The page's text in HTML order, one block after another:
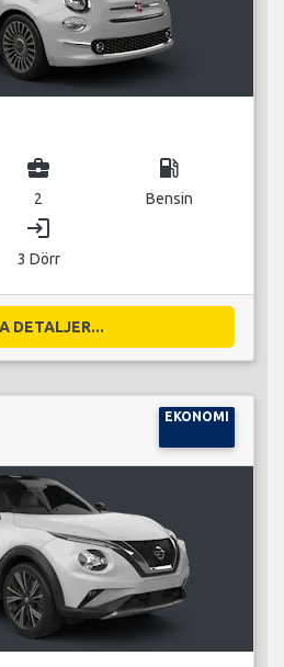
business_center
2
local_gas_station
Bensin
login
3 Dörr
DETALJER...
EKONOMI